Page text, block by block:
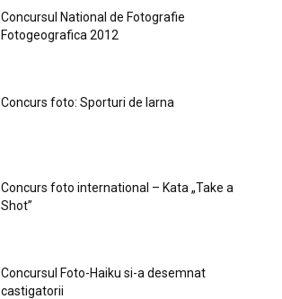
Concursul National de Fotografie
Fotogeografica 2012
Concurs foto: Sporturi de Iarna
Concurs foto international – Kata „Take a
Shot”
Concursul Foto-Haiku si-a desemnat
castigatorii